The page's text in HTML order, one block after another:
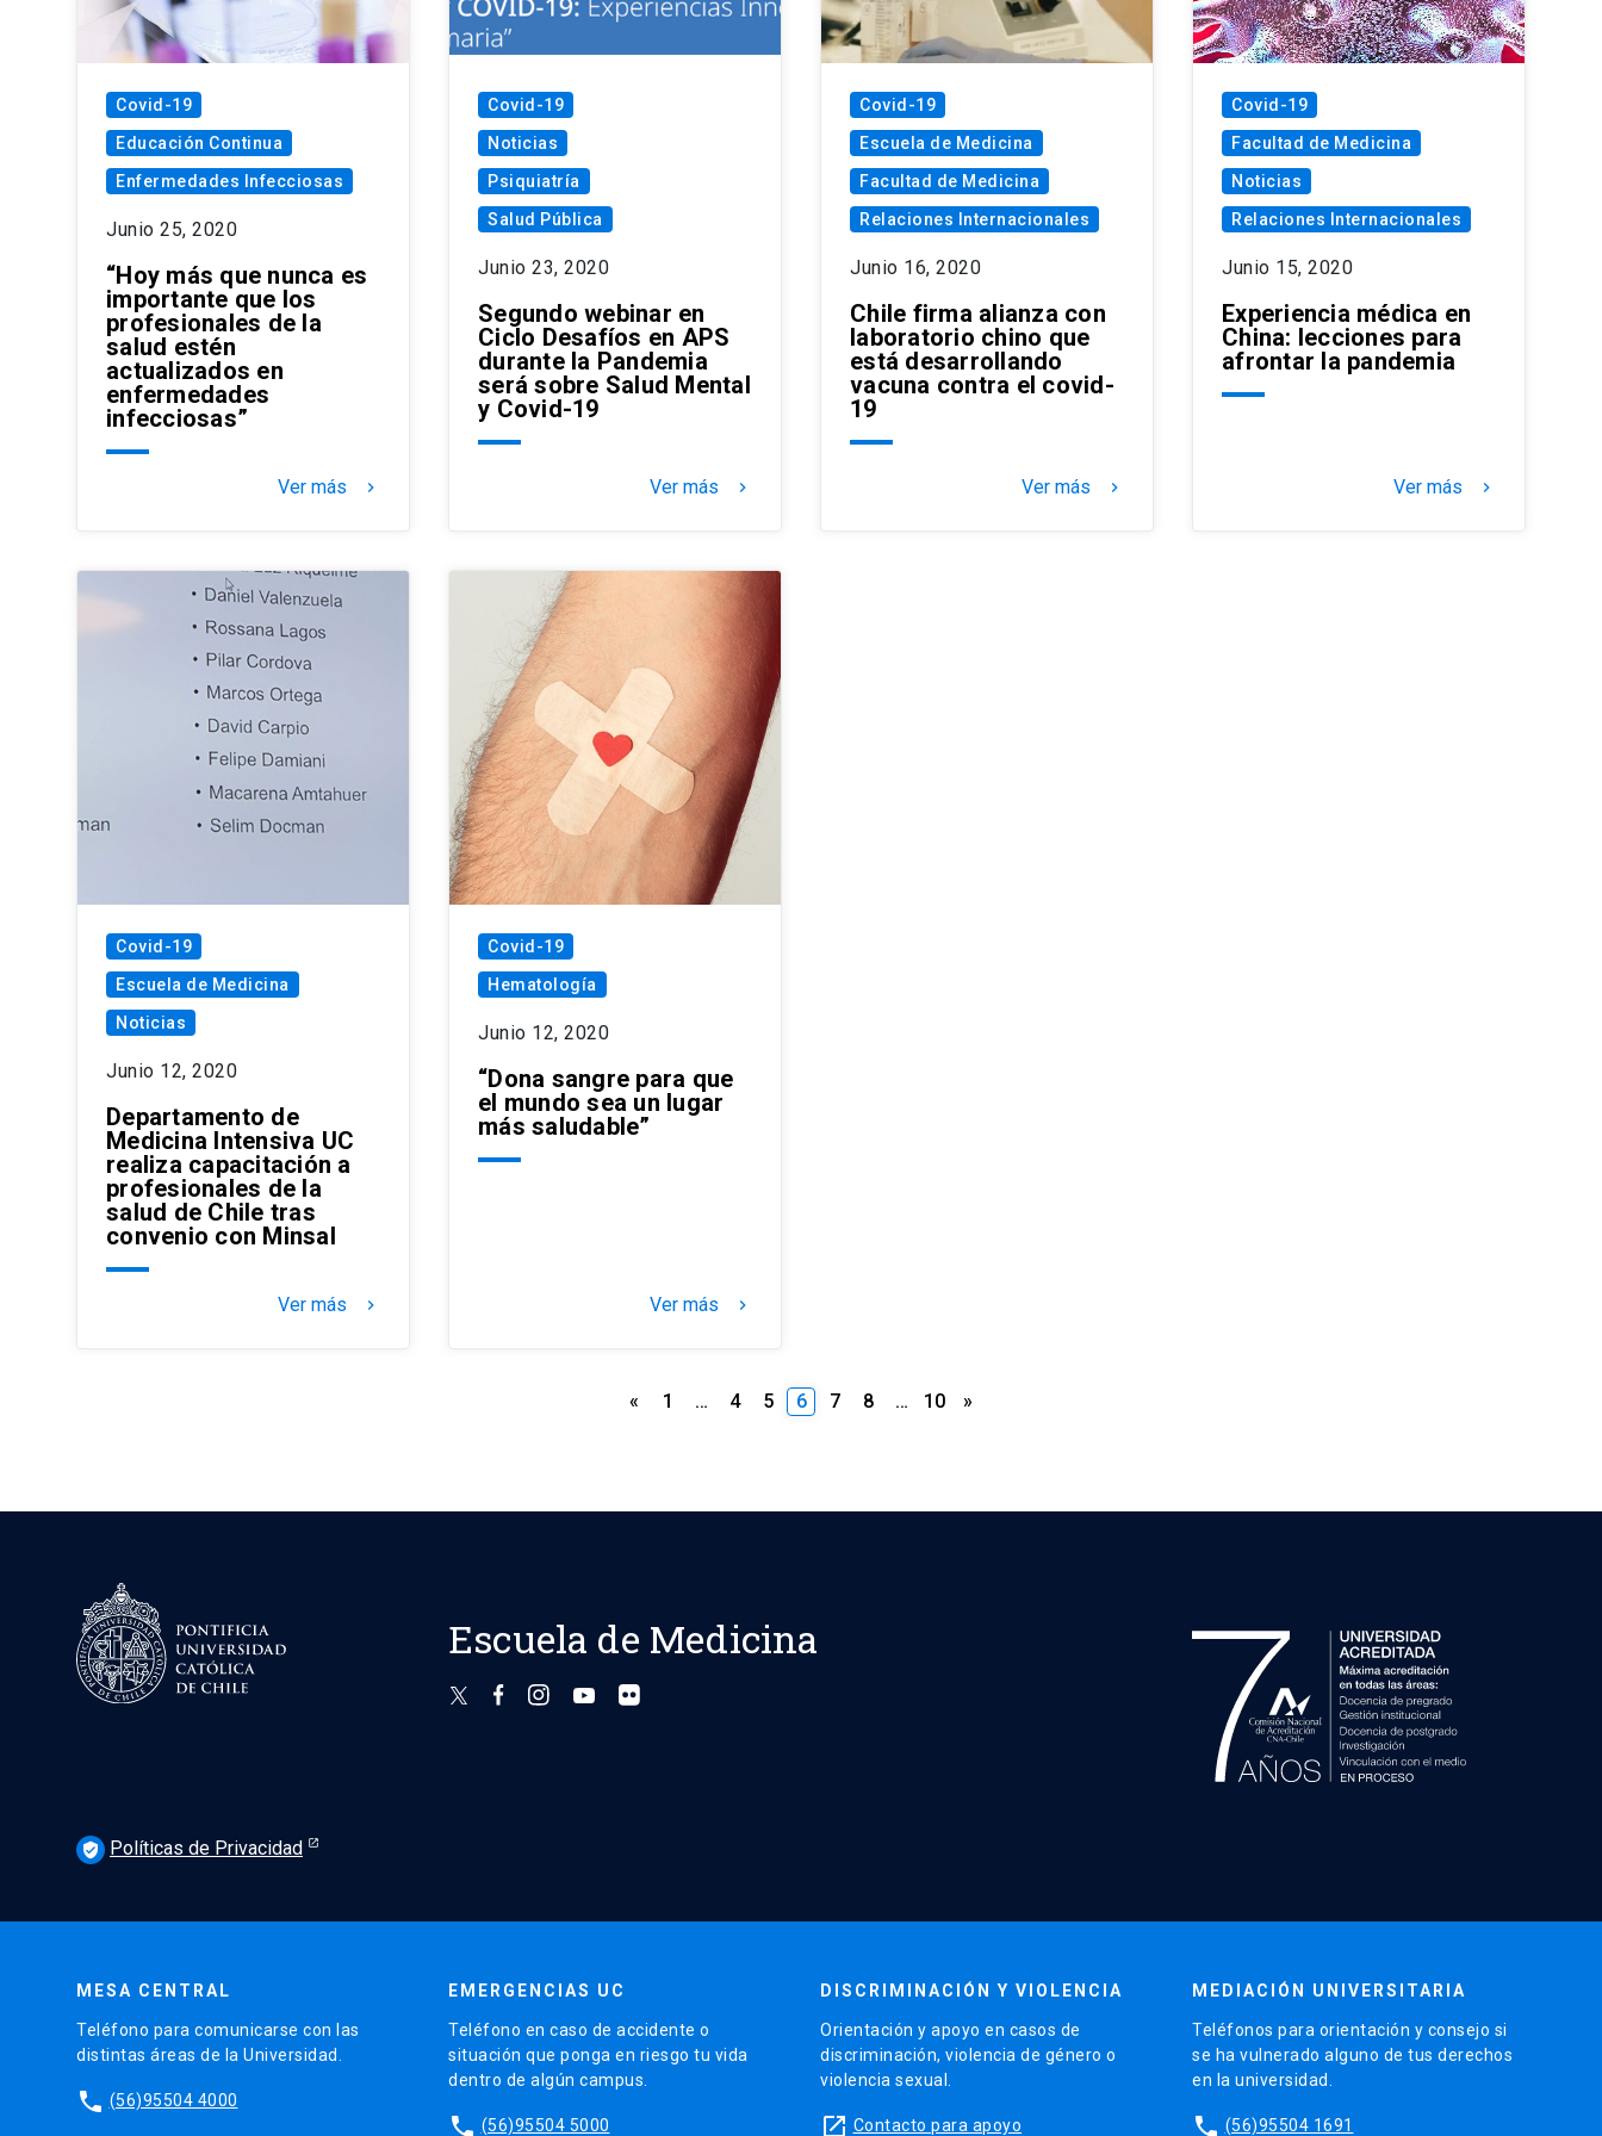
Covid-19
Educación Continua
Enfermedades Infecciosas
Junio 25, 2020
“Hoy más que nunca es
importante que los
profesionales de la
salud estén
actualizados en
enfermedades
infecciosas”
Ver más keyboard_arrow_right
Covid-19
Noticias
Psiquiatría
Salud Pública
Junio 23, 2020
Segundo webinar en
Ciclo Desafíos en APS
durante la Pandemia
será sobre Salud Mental
y Covid-19
Ver más keyboard_arrow_right
Covid-19
Escuela de Medicina
Facultad de Medicina
Relaciones Internacionales
Junio 16, 2020
Chile firma alianza con
laboratorio chino que
está desarrollando
vacuna contra el covid-
19
Ver más keyboard_arrow_right
Covid-19
Facultad de Medicina
Noticias
Relaciones Internacionales
Junio 15, 2020
Experiencia médica en
China: lecciones para
afrontar la pandemia
Ver más keyboard_arrow_right
Covid-19
Escuela de Medicina
Noticias
Junio 12, 2020
Departamento de
Medicina Intensiva UC
realiza capacitación a
profesionales de la
salud de Chile tras
convenio con Minsal
Ver más keyboard_arrow_right
Covid-19
Hematología
Junio 12, 2020
“Dona sangre para que
el mundo sea un lugar
más saludable”
Ver más keyboard_arrow_right
Paginación
« 1 … 4 5 6 7 8 … 10 »
Escuela de Medicina
verified_user Políticas de Privacidad
MESA CENTRAL
Teléfono para comunicarse con las
distintas áreas de la Universidad.
phone (56)95504 4000
EMERGENCIAS UC
Teléfono en caso de accidente o
situación que ponga en riesgo tu vida
dentro de algún campus.
phone (56)95504 5000
DISCRIMINACIÓN Y VIOLENCIA
Orientación y apoyo en casos de
discriminación, violencia de género o
violencia sexual.
launch Contacto para apoyo
MEDIACIÓN UNIVERSITARIA
Teléfonos para orientación y consejo si
se ha vulnerado alguno de tus derechos
en la universidad.
phone (56)95504 1691